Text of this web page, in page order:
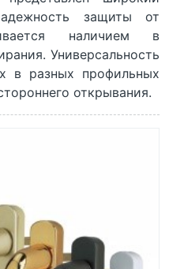
защиты от
наличием в
Универсальность
в разных профильных
открывания.